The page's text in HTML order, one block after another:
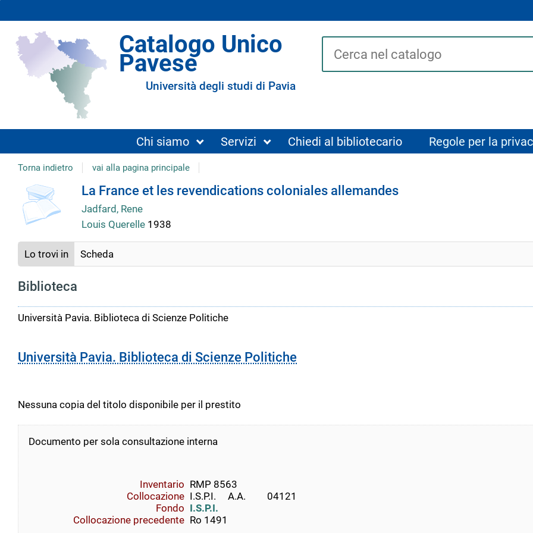
Catalogo Unico
Pavese
Università degli studi di Pavia
Cerca su "Catalogo"
Chi siamo Servizi Chiedi al bibliotecario Regole per la
Torna indietro vai alla pagina principale
Dettaglio
del
documento
copertina La France et les revendications coloniales allemandes
Jadfard, Rene
Louis Querelle 1938
Lo trovi in Scheda
Biblioteca
Università Pavia. Biblioteca di Scienze Politiche
Università Pavia. Biblioteca di Scienze Politiche
Nessuna copia del titolo disponibile per il prestito
Documento per sola consultazione interna
Inventario RMP 8563
Collocazione I.S.P.I.     A.A.         04121
Fondo I.S.P.I.
Collocazione precedente Ro 1491